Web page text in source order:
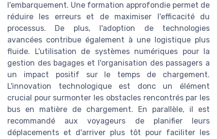
l'embarquement. Une formation approfondie permet de
réduire les erreurs et de maximiser l'efficacité du
processus. De plus, l'adoption de technologies
avancées contribue également à une logistique plus
fluide. L'utilisation de systèmes numériques pour la
gestion des bagages et l'organisation des passagers a
un impact positif sur le temps de chargement.
L'innovation technologique est donc un élément
crucial pour surmonter les obstacles rencontrés par les
bus en matière de chargement. En parallèle, il est
recommandé aux voyageurs de planifier leurs
déplacements et d'arriver plus tôt pour faciliter les